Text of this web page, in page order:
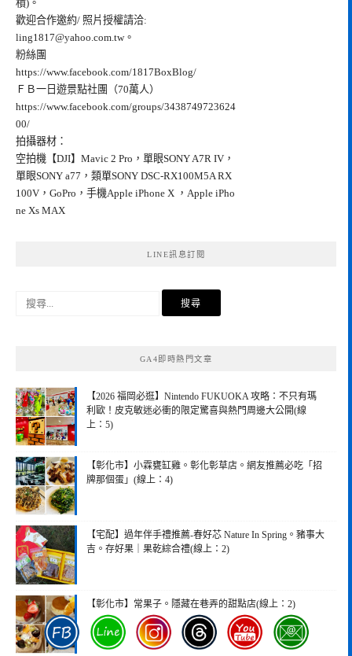
積)。
歡迎合作邀約/ 照片授權請洽:
ling1817@yahoo.com.tw。
粉絲團
https://www.facebook.com/1817BoxBlog/
ＦＢ一日遊景點社團（70萬人）
https://www.facebook.com/groups/3438749723624
00/
拍攝器材：
空拍機【DJI】Mavic 2 Pro，單眼SONY A7R IV，
單眼SONY a77，類單SONY DSC-RX100M5A RX
100V，GoPro，手機Apple iPhone X ，Apple iPho
ne Xs MAX
LINE訊息訂閱
GA4即時熱門文章
【2026 福岡必逛】Nintendo FUKUOKA 攻略：不只有瑪
利歐！皮克敏迷必衝的限定驚喜與熱門周邊大公開(線
上：5)
【彰化市】小霖甕缸雞。彰化彰草店。網友推薦必吃「招
牌那個蛋」(線上：4)
【宅配】過年伴手禮推薦-春好芯 Nature In Spring。豬事大
吉。存好果｜果乾綜合禮(線上：2)
【彰化市】常果子。隱藏在巷弄的甜點店(線上：2)